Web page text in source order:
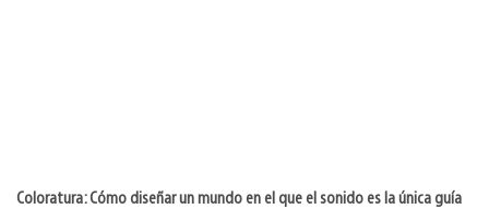
Coloratura: Cómo diseñar un mundo en el que el sonido es la única guía